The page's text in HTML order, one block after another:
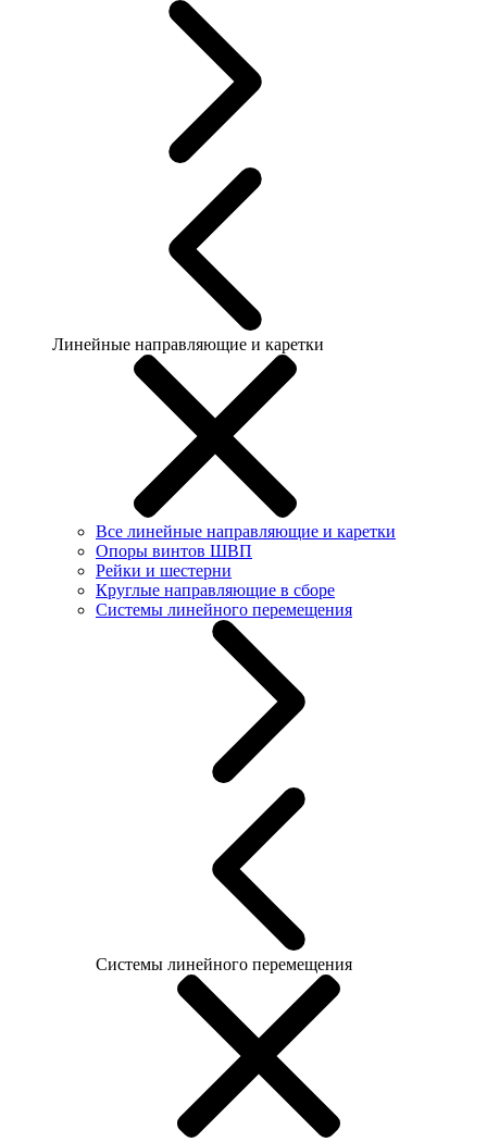
Линейные направляющие и каретки
Все линейные направляющие и каретки
Опоры винтов ШВП
Рейки и шестерни
Круглые направляющие в сборе
Системы линейного перемещения
Системы линейного перемещения